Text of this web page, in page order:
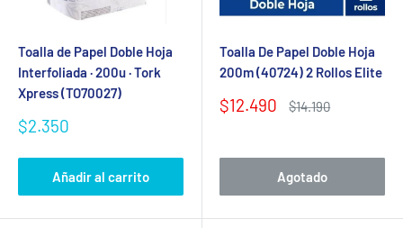
Toalla de Papel Doble Hoja
Interfoliada · 200u · Tork
Xpress (TO70027)
Precio
venta
$2.350
Añadir al carrito
Toalla De Papel Doble Hoja
200m (40724) 2 Rollos Elite
Precio
$12.490
Precio
$14.190
Agotado